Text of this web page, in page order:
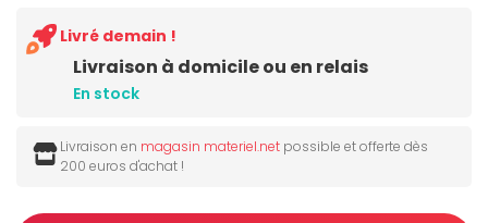
Livraison à domicile ou en relais
En stock
Livré demain !
Livraison en magasin materiel.net possible et offerte dès
200 euros d'achat !